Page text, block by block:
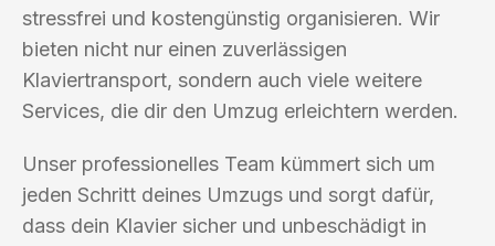
stressfrei und kostengünstig organisieren. Wir
bieten nicht nur einen zuverlässigen
Klaviertransport, sondern auch viele weitere
Services, die dir den Umzug erleichtern werden.
Unser professionelles Team kümmert sich um
jeden Schritt deines Umzugs und sorgt dafür,
dass dein Klavier sicher und unbeschädigt in